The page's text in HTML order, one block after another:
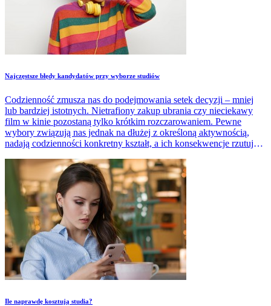
Najczęstsze błędy kandydatów przy wyborze studiów
Codzienność zmusza nas do podejmowania setek decyzji – mniej
lub bardziej istotnych. Nietrafiony zakup ubrania czy nieciekawy
film w kinie pozostaną tylko krótkim rozczarowaniem. Pewne
wybory związują nas jednak na dłużej z określoną aktywnością,
nadają codzienności konkretny kształt, a ich konsekwencje rzutują
kształcenia, konkretnej uczelni.
​Ile naprawdę kosztują studia?